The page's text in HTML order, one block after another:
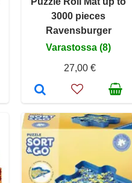
3000 pieces
Ravensburger
Varastossa (8)
27,00 €